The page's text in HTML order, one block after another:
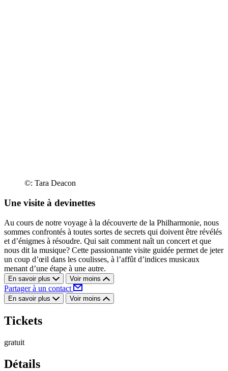
©: Tara Deacon
Une visite à devinettes
Au cours de notre voyage à la découverte de la Philharmonie, nous
sommes confrontés à toutes sortes de secrets qui doivent être révélés
et d’énigmes à résoudre. Qui sait comment naît un concert et que
nous dit la musique? Cette passionnante visite guidée permet de jeter
un coup d’œil dans les coulisses, à l’affût d’indices musicaux
menant d’une étape à une autre.
En savoir plus Voir moins
Partager à un contact
En savoir plus Voir moins
Tickets
gratuit
Détails